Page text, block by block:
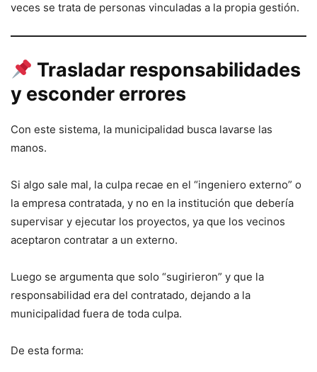
veces se trata de personas vinculadas a la propia gestión.
Trasladar responsabilidades
y esconder errores
Con este sistema, la municipalidad busca lavarse las
manos.
Si algo sale mal, la culpa recae en el “ingeniero externo” o
la empresa contratada, y no en la institución que debería
supervisar y ejecutar los proyectos, ya que los vecinos
aceptaron contratar a un externo.
Luego se argumenta que solo “sugirieron” y que la
responsabilidad era del contratado, dejando a la
municipalidad fuera de toda culpa.
De esta forma: